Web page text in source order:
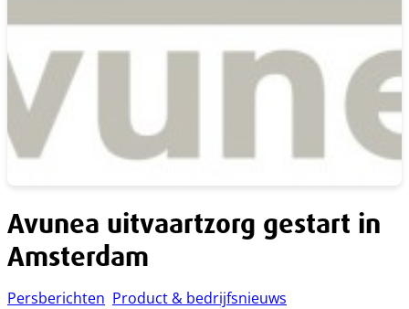
Avunea uitvaartzorg gestart in
Amsterdam
Persberichten Product & bedrijfsnieuws